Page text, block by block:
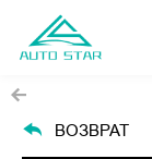
ВОЗВРАТ